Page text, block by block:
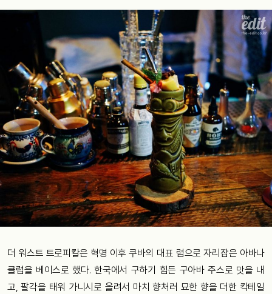
더 워스트 트로피칼은 혁명 이후 쿠바의 대표 럼으로 자리잡은 아바나
클럽을 베이스로 했다. 한국에서 구하기 힘든 구아바 주스로 맛을 내
고, 팔각을 태워 가니시로 올려서 마치 향처러 묘한 향을 더한 칵테일